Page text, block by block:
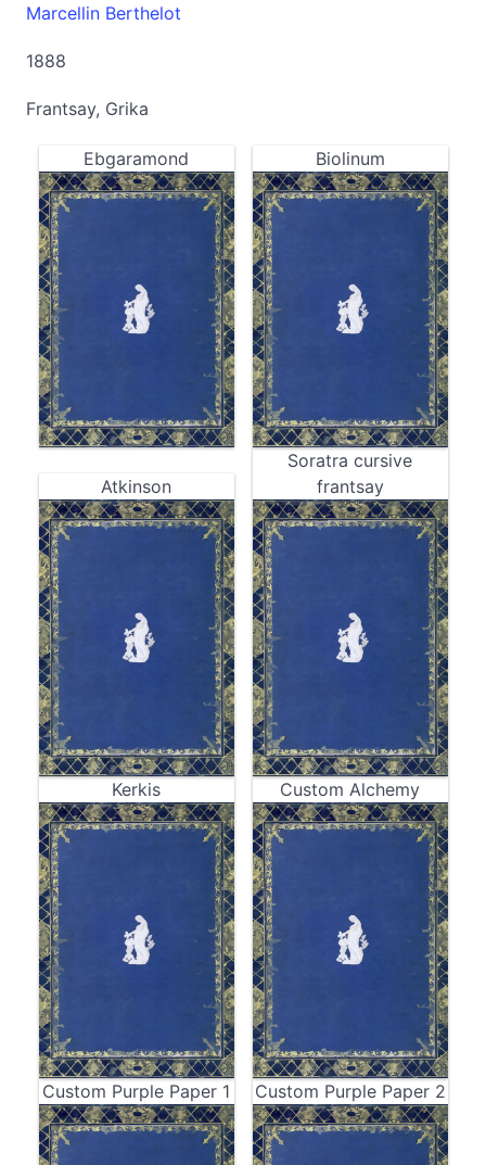
Marcellin Berthelot
1888
Frantsay, Grika
Ebgaramond Biolinum
Atkinson
Soratra cursive
frantsay
Kerkis Custom Alchemy
Custom Purple Paper 1 Custom Purple Paper 2